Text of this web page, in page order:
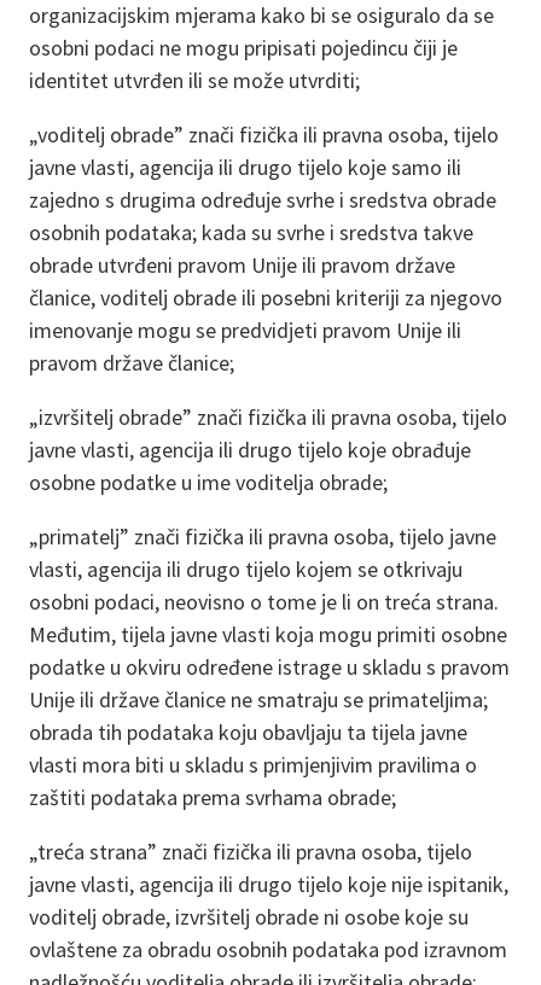
organizacijskim mjerama kako bi se osiguralo da se
osobni podaci ne mogu pripisati pojedincu čiji je
identitet utvrđen ili se može utvrditi;
„voditelj obrade” znači fizička ili pravna osoba, tijelo
javne vlasti, agencija ili drugo tijelo koje samo ili
zajedno s drugima određuje svrhe i sredstva obrade
osobnih podataka; kada su svrhe i sredstva takve
obrade utvrđeni pravom Unije ili pravom države
članice, voditelj obrade ili posebni kriteriji za njegovo
imenovanje mogu se predvidjeti pravom Unije ili
pravom države članice;
„izvršitelj obrade” znači fizička ili pravna osoba, tijelo
javne vlasti, agencija ili drugo tijelo koje obrađuje
osobne podatke u ime voditelja obrade;
„primatelj” znači fizička ili pravna osoba, tijelo javne
vlasti, agencija ili drugo tijelo kojem se otkrivaju
osobni podaci, neovisno o tome je li on treća strana.
Međutim, tijela javne vlasti koja mogu primiti osobne
podatke u okviru određene istrage u skladu s pravom
Unije ili države članice ne smatraju se primateljima;
obrada tih podataka koju obavljaju ta tijela javne
vlasti mora biti u skladu s primjenjivim pravilima o
zaštiti podataka prema svrhama obrade;
„treća strana” znači fizička ili pravna osoba, tijelo
javne vlasti, agencija ili drugo tijelo koje nije ispitanik,
voditelj obrade, izvršitelj obrade ni osobe koje su
ovlaštene za obradu osobnih podataka pod izravnom